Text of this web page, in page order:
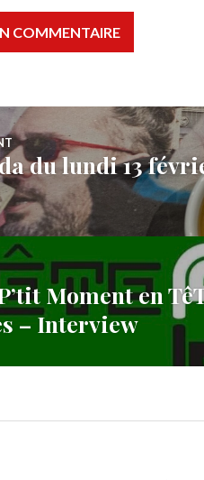
:
du lundi 13
Moment en
– Interview